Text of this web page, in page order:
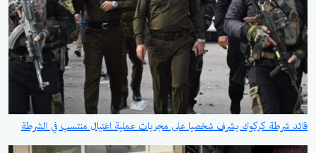
قائد شرطة كركوك يشرف شخصيا على مجريات عملية اغتيال منتسب في الشرطة